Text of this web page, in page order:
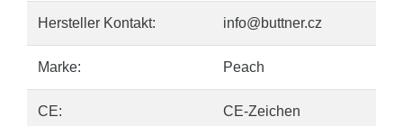
Hersteller Kontakt: info@buttner.cz
Marke: Peach
CE: CE-Zeichen